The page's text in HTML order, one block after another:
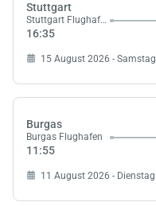
Stuttgart
Stuttgart Flughafen
16:35
15 August 2026 - Samstag
Burgas
Burgas Flughafen
11:55
11 August 2026 - Dienstag